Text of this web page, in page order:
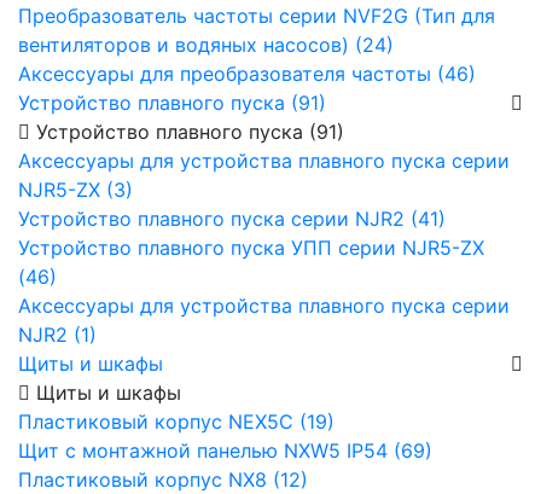
Преобразователь частоты серии NVF2G (Тип для
вентиляторов и водяных насосов) (24)
Аксессуары для преобразователя частоты (46)
Устройство плавного пуска (91)
Устройство плавного пуска (91)
Аксессуары для устройства плавного пуска серии
NJR5-ZX (3)
Устройство плавного пуска серии NJR2 (41)
Устройство плавного пуска УПП серии NJR5-ZX
(46)
Аксессуары для устройства плавного пуска серии
NJR2 (1)
Щиты и шкафы
Щиты и шкафы
Пластиковый корпус NEX5C (19)
Щит с монтажной панелью NXW5 IP54 (69)
Пластиковый корпус NX8 (12)